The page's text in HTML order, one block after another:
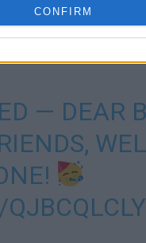
CONFIRM
în spațiul
— DEAR